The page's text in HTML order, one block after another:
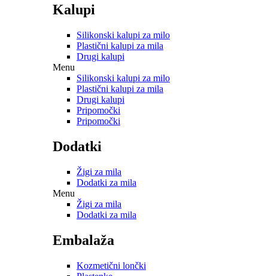
Kalupi
Silikonski kalupi za milo
Plastični kalupi za mila
Drugi kalupi
Menu
Silikonski kalupi za milo
Plastični kalupi za mila
Drugi kalupi
Pripomočki
Pripomočki
Dodatki
Žigi za mila
Dodatki za mila
Menu
Žigi za mila
Dodatki za mila
Embalaža
Kozmetični lončki